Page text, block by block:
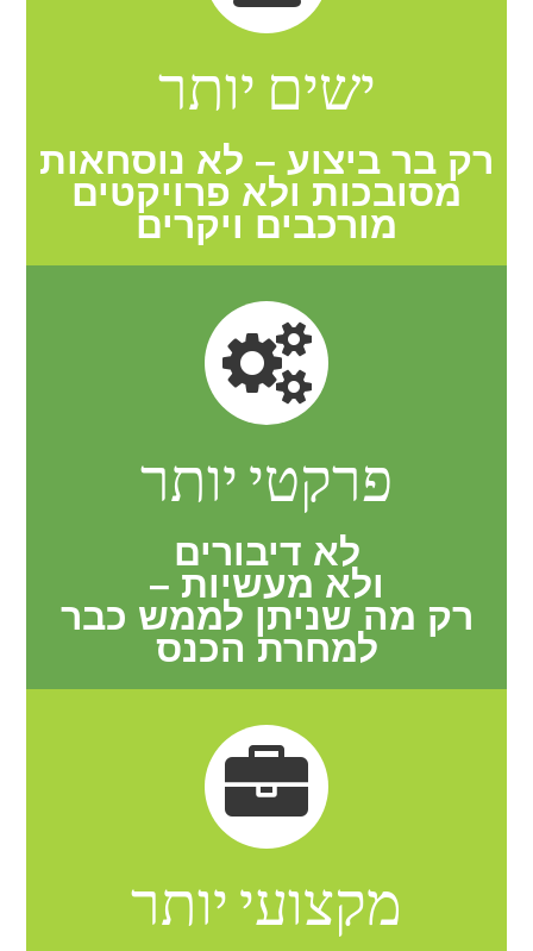
ישים יותר
רק בר ביצוע – לא נוסחאות
מסובכות ולא פרויקטים
מורכבים ויקרים
פרקטי יותר
לא דיבורים
ולא מעשיות –
רק מה שניתן לממש כבר
למחרת הכנס
מקצועי יותר